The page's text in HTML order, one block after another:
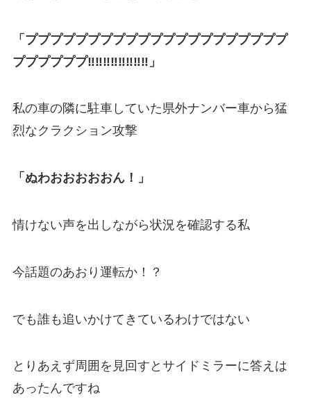
「プププププププププププププププププププププ
ププププププ‼‼‼‼‼‼‼‼」
私の車の隣に駐車していた県外ナンバー車から猛
烈なクラクション攻撃
「ぬわおおおおおん！」
情けない声を出しながら状況を確認する私
今話題のあおり運転か！？
でも誰も追いかけてきているわけではない
とりあえず周囲を見回すとサイドミラーに答えは
あったんですね